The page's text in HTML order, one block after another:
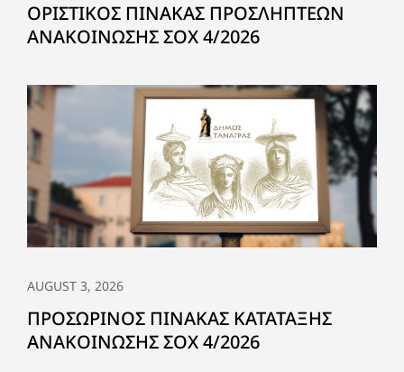
ΟΡΙΣΤΙΚΟΣ ΠΙΝΑΚΑΣ ΠΡΟΣΛΗΠΤΕΩΝ
ΑΝΑΚΟΙΝΩΣΗΣ ΣΟΧ 4/2026
AUGUST 3, 2026
ΠΡΟΣΩΡΙΝΟΣ ΠΙΝΑΚΑΣ ΚΑΤΑΤΑΞΗΣ
ΑΝΑΚΟΙΝΩΣΗΣ ΣΟΧ 4/2026